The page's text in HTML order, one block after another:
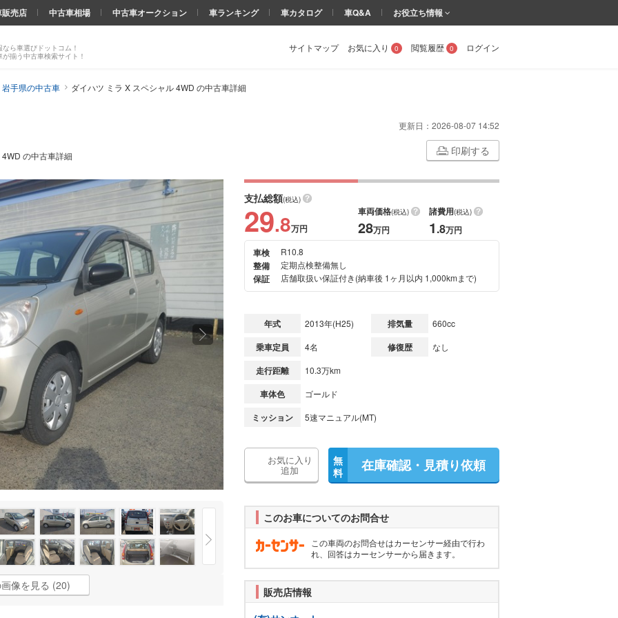
ら車選びドットコム！
揃う中古車検索サイト！
サイトマップ お気に入り 0 閲覧履歴 0 ログイン
売店 中古車相場 中古車オークション 車ランキング 車カタログ 車Q&A お役立ち情報
岩手県の中古車 ダイハツ ミラ X スペシャル 4WD の中古車詳細
更新日： 2026-08-07 14:52
の中古車詳細 印刷する
次の
像を見る (20)
支払総額(税込)
29.8万円
車両価格(税込)
28万円
諸費用(税込)
1.8万円
車検
R10.8
整備 定期点検整備無し
保証 店舗取扱い保証付き(納車後 1ヶ月以内 1,000kmまで)
年式 2013年(H25) 排気量 660cc
乗車定員 4名 修復歴 なし
走行距離 10.3万km
車体色 ゴールド
ミッション 5速マニュアル(MT)
お気に入り
追加
無
料
在庫確認・見積り依頼
このお車についてのお問合せ
この車両のお問合せはカーセンサー経由で行わ
れ、回答はカーセンサーから届きます。
販売店情報